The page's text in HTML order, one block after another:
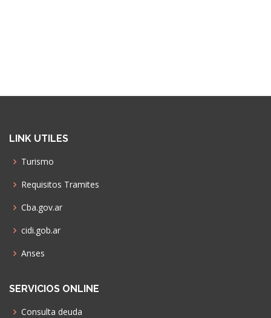
LINK UTILES
Turismo
Requisitos Tramites
Cba.gov.ar
cidi.gob.ar
Anses
SERVICIOS ONLINE
Consulta deuda